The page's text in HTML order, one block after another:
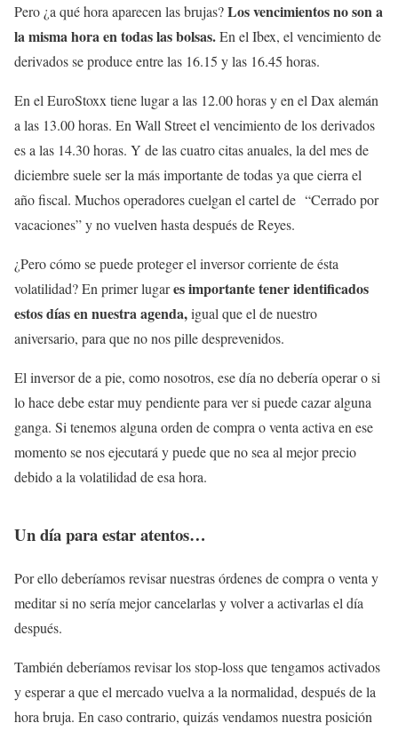
Pero ¿a qué hora aparecen las brujas?Los vencimientos no son a
la misma hora en todas las bolsas.En el Ibex, el vencimiento de
derivados se produce entre las 16.15 y las 16.45 horas.
En el EuroStoxx tiene lugar a las 12.00 horas y en el Dax alemán
a las 13.00 horas. En Wall Street el vencimiento de los derivados
es a las 14.30 horas. Y de las cuatro citas anuales, la del mes de
diciembre suele ser la más importante de todas ya que cierra el
año fiscal. Muchos operadores cuelgan el cartel de “Cerrado por
vacaciones” y no vuelven hasta después de Reyes.
¿Pero cómo se puede proteger el inversor corriente de ésta
volatilidad? En primer lugares importante tener identificados
estos días en nuestra agenda,igual que el de nuestro
aniversario, para que no nos pille desprevenidos.
El inversor de a pie, como nosotros, ese día no debería operar o si
lo hace debe estar muy pendiente para ver si puede cazar alguna
ganga. Si tenemos alguna orden de compra o venta activa en ese
momento se nos ejecutará y puede que no sea al mejor precio
debido a la volatilidad de esa hora.
Un día para estar atentos…
Por ello deberíamos revisar nuestras órdenes de compra o venta y
meditar si no sería mejor cancelarlas y volver a activarlas el día
después.
También deberíamos revisar los stop-loss que tengamos activados
y esperar a que el mercado vuelva a la normalidad, después de la
hora bruja. En caso contrario, quizás vendamos nuestra posición